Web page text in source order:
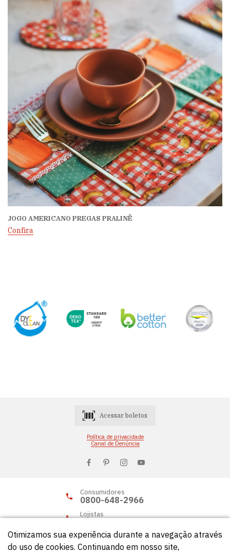
JOGO AMERICANO PREGAS PRALINÊ
Confira
Acessar boletos
Política de privacidade
Canal de Denúncia
Consumidores
0800-648-2966
Lojistas
Otimizamos sua experiência durante a navegação através
do uso de cookies. Continuando em nosso site,